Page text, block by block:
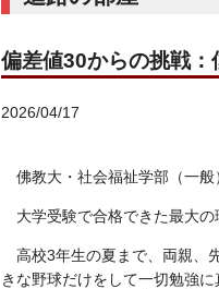
偏差値30からの挑戦：
2026/04/17
佛教大・社会福祉学部（一般
大学受験で合格できた最大
高校3年生の夏まで、両親、
きな野球だけをして一切勉強